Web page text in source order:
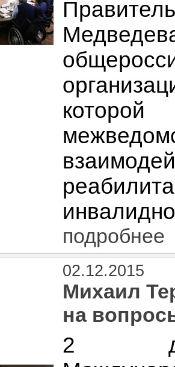
подробнее
02.12.2015
Михаил
на
2